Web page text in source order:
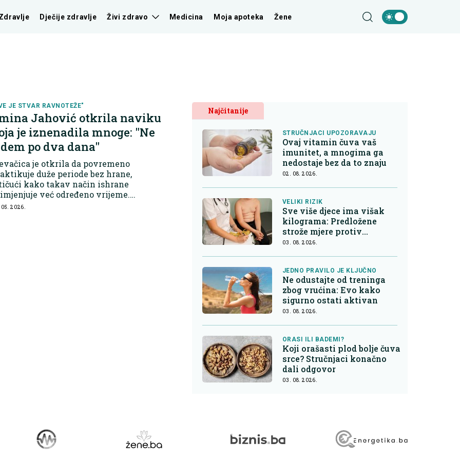
Dječije zdravlje Živi zdravo Medicina Moja apoteka Žene
JE STVAR RAVNOTEŽE"
Jahović otkrila naviku
je iznenadila mnoge: "Ne
po dva dana"
je otkrila da povremeno
duže periode bez hrane,
kako takav način ishrane
već određeno vrijeme.
njenim riječima, riječ je o
2026.
Najčitanije
STRUČNJACI UPOZORAVAJU
Ovaj vitamin čuva vaš
imunitet, a mnogima ga
nedostaje bez da to znaju
02. 08. 2026.
VELIKI RIZIK
Sve više djece ima višak
kilograma: Predložene
strože mjere protiv
nezdrave hrane
03. 08. 2026.
JEDNO PRAVILO JE KLJUČNO
Ne odustajte od treninga
zbog vrućina: Evo kako
sigurno ostati aktivan
03. 08. 2026.
ORASI ILI BADEMI?
Koji orašasti plod bolje čuva
srce? Stručnjaci konačno
dali odgovor
03. 08. 2026.